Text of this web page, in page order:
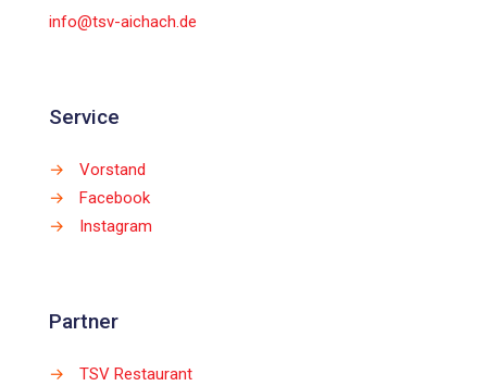
info@tsv-aichach.de
Service
→
Vorstand
→
Facebook
→
Instagram
Partner
→ TSV Restaurant